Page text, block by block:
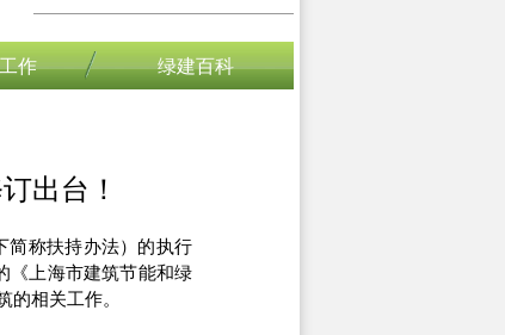
作 绿建百科
出台！
简称扶持办法）的执行
《上海市建筑节能和绿
相关工作。